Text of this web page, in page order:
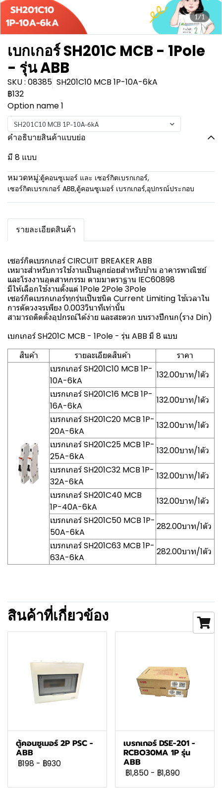
1/1
เบกเกอร์ SH201C MCB - 1Pole
- รุ่น ABB
SKU : 08385 SH201C10 MCB 1P-10A-6kA
฿132
Option name 1
SH201C10 MCB 1P-10A-6kA
คำอธิบายสินค้าแบบย่อ
มี 8 แบบ
หมวดหมู่:ตู้คอนซูเมอร์ และ เซอร์กิตเบรกเกอร์,
เซอร์กิตเบรกเกอร์ ABB,ตู้คอนซูเมอร์ เบรกเกอร์,อุปกรณ์ประกอบ
รายละเอียดสินค้า
เซอร์กิตเบรกเกอร์ CIRCUIT BREAKER ABB
เหมาะสำหรับการใช้งานเป็นลูกย่อยสำหรับบ้าน อาคารพาณิชย์
และโรงงานอุตสาหกรรม ตามมาตราฐาน IEC60898
มีให้เลือกใช้งานตั้งแต่ 1Pole 2Pole 3Pole
เซอร์กิตเบรกเกอร์ทุกรุ่นเป็นชนิด Current Limiting ใช้เวลาใน
การตัดวงจรเพียง 0.003วินาทีเท่านั้น
สามารถติดตั้งอุปกรณ์ได้ง่าย และสะดวก บนรางปีกนก(ราง Din)
เบกเกอร์ SH201C MCB - 1Pole - รุ่น ABB มี 8 แบบ
สินค้า
รายละเอียดสินค้า
ราคา
เบรกเกอร์ SH201C10 MCB 1P-
10A-6kA
132.00บาท/1ตัว
เบรกเกอร์ SH201C16 MCB 1P-
16A-6kA
132.00บาท/1ตัว
เบรกเกอร์ SH201C20 MCB 1P-
20A-6kA
132.00บาท/1ตัว
เบรกเกอร์ SH201C25 MCB 1P-
25A-6kA
132.00บาท/1ตัว
เบรกเกอร์ SH201C32 MCB 1P-
32A-6kA
132.00บาท/1ตัว
เบรกเกอร์ SH201C40 MCB
1P-40A-6kA
132.00บาท/1ตัว
เบรกเกอร์ SH201C50 MCB 1P-
50A-6kA
282.00บาท/1ตัว
เบรกเกอร์ SH201C63 MCB 1P-
63A-6kA
282.00บาท/1ตัว
สินค้าที่เกี่ยวข้อง
ตู้คอนซูเมอร์ 2P PSC -
ABB
฿198 - ฿930
เบรกเกอร์ DSE-201 -
RCBO30MA 1P รุ่น
ABB
฿1,850 - ฿1,890